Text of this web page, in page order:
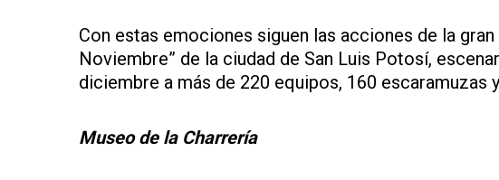
Con estas emociones siguen las acciones de la
Noviembre” de la ciudad de San Luis Potosí,
diciembre a más de 220 equipos, 160 escaramuzas
Museo de la Charrería